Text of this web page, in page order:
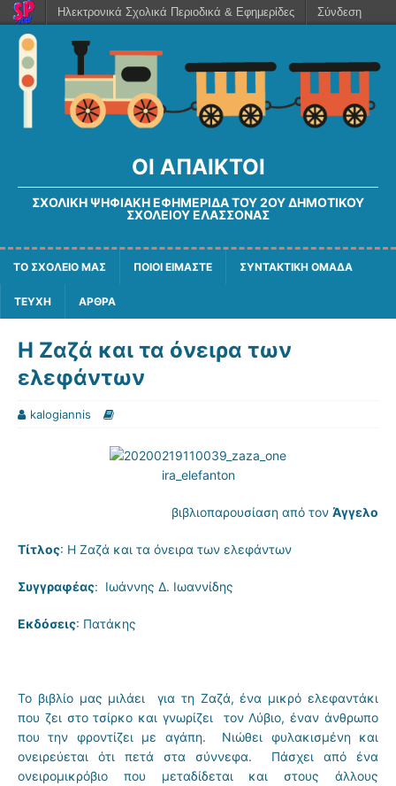
ΟΙ ΆΠΑΙΚΤΟΙ
ΣΧΟΛΙΚΉ ΨΗΦΙΑΚΉ ΕΦΗΜΕΡΊΔΑ ΤΟΥ 2ΟΥ ΔΗΜΟΤΙΚΟΎ
ΣΧΟΛΕΊΟΥ ΕΛΑΣΣΌΝΑΣ
ΤΟ ΣΧΟΛΕΙΟ ΜΑΣ ΠΟΙΟΙ ΕΙΜΑΣΤΕ ΣΥΝΤΑΚΤΙΚΗ ΟΜΑΔΑ
ΤΕΥΧΗ ΑΡΘΡΑ
Η Ζαζά και τα όνειρα των
ελεφάντων
kalogiannis
βιβλιοπαρουσίαση από τον Άγγελο
Τίτλος: Η Ζαζά και τα όνειρα των ελεφάντων
Συγγραφέας: Ιωάννης Δ. Ιωαννίδης
Εκδόσεις: Πατάκης
Το βιβλίο μας μιλάει για τη Ζαζά, ένα μικρό ελεφαντάκι
που ζει στο τσίρκο και γνωρίζει τον Λύβιο, έναν άνθρωπο
που την φροντίζει με αγάπη. Νιώθει φυλακισμένη και
ονειρεύεται ότι πετά στα σύννεφα. Πάσχει από ένα
ονειρομικρόβιο που μεταδίδεται και στους άλλους
Ηλεκτρονικά Σχολικά Περιοδικά & Εφημερίδες Σύνδεση